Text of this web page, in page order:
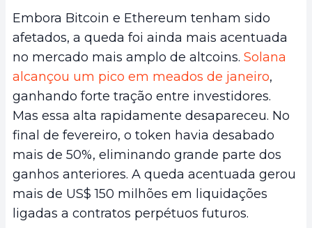
Embora Bitcoin e Ethereum tenham sido
afetados, a queda foi ainda mais acentuada
no mercado mais amplo de altcoins. Solana
alcançou um pico em meados de janeiro,
ganhando forte tração entre investidores.
Mas essa alta rapidamente desapareceu. No
final de fevereiro, o token havia desabado
mais de 50%, eliminando grande parte dos
ganhos anteriores. A queda acentuada gerou
mais de US$ 150 milhões em liquidações
ligadas a contratos perpétuos futuros.